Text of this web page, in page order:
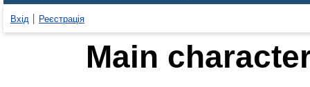
Вхід Реєстрація
Main